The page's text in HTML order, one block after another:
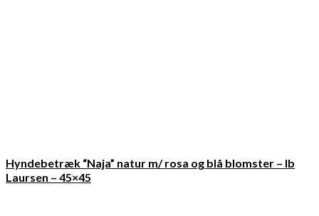
Hyndebetræk “Naja” natur m/ rosa og blå blomster – Ib
Laursen – 45×45